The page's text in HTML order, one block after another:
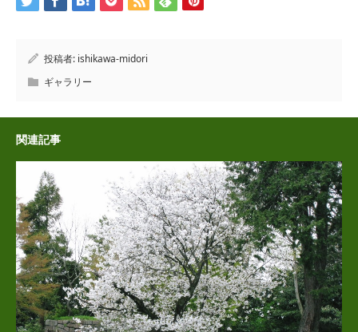
投稿者: ishikawa-midori
ギャラリー
関連記事